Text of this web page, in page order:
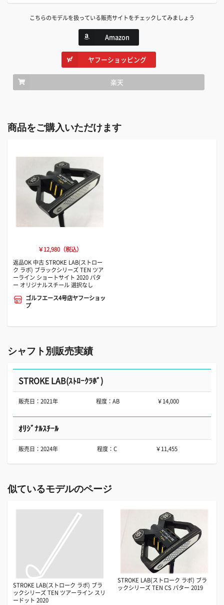
こちらのモデルを扱っている販売サイトをチェックしてみましょう
Amazon
ヤフーショッピング
楽天
商品をご購入いただけます
￥12,980（税込）
返品OK 中古 STROKE LAB(ストロー
ク ラボ) ブラックシリーズ TEN ツア
ーライン ショートサイト 2020 パタ
ー オリジナルスチール 選択なし
ゴルフエース4号店ヤフーショッ
プ
シャフト別販売実績
STROKE LAB(ｽﾄﾛｰｸﾗﾎﾞ)
販売日：2021年 程度：AB ￥14,000
ｵﾘｼﾞﾅﾙｽﾁｰﾙ
販売日：2024年 程度：C ￥11,455
似ているモデルのページ
STROKE LAB(ストローク ラボ) ブラ
ックシリーズ TEN ツアーライン スリ
ードット 2020
STROKE LAB(ストローク ラボ) ブラ
ックシリーズ TEN CS パター 2019